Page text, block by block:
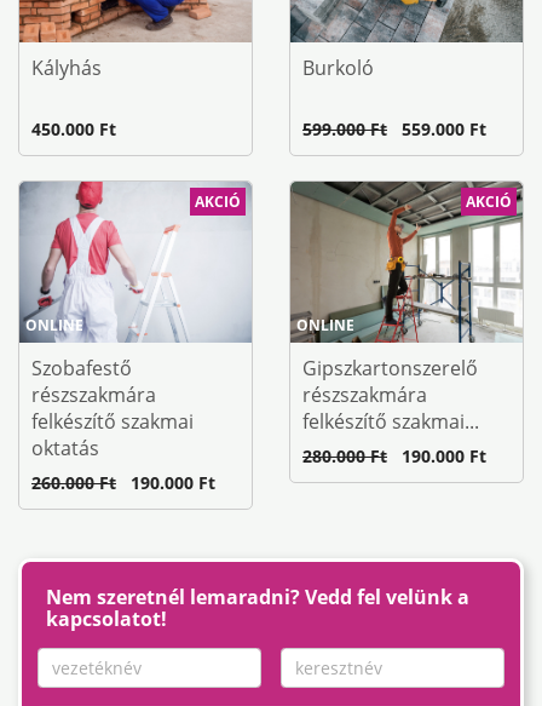
Kályhás
450.000 Ft
Burkoló
599.000 Ft 559.000 Ft
ONLINE
AKCIÓ
Szobafestő
részszakmára
felkészítő szakmai
oktatás
260.000 Ft 190.000 Ft
ONLINE
AKCIÓ
Gipszkartonszerelő
részszakmára
felkészítő szakmai...
280.000 Ft 190.000 Ft
Nem szeretnél lemaradni? Vedd fel velünk a
kapcsolatot!